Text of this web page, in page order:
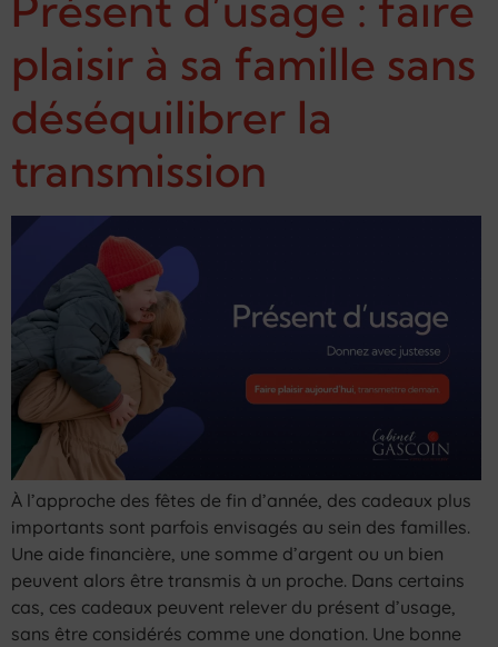
plaisir à sa famille sans
déséquilibrer la
transmission
À l’approche des fêtes de fin d’année, des cadeaux plus
importants sont parfois envisagés au sein des familles.
Une aide financière, une somme d’argent ou un bien
peuvent alors être transmis à un proche. Dans certains
cas, ces cadeaux peuvent relever du présent d’usage,
sans être considérés comme une donation. Une bonne